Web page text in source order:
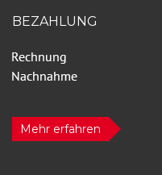
BEZAHLUNG
Mehr erfahren